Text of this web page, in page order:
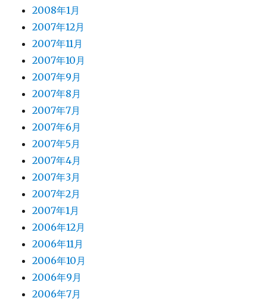
2008年1月
2007年12月
2007年11月
2007年10月
2007年9月
2007年8月
2007年7月
2007年6月
2007年5月
2007年4月
2007年3月
2007年2月
2007年1月
2006年12月
2006年11月
2006年10月
2006年9月
2006年7月